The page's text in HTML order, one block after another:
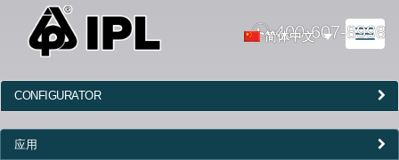
400-607-8998
简体中文
CONFIGURATOR
应用